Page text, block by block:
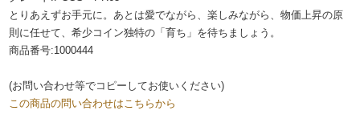
とりあえずお手元に。あとは愛でながら、楽しみながら、物価上昇の原
則に任せて、希少コイン独特の「育ち」を待ちましょう。
商品番号:1000444
(お問い合わせ等でコピーしてお使いください)
この商品の問い合わせはこちらから